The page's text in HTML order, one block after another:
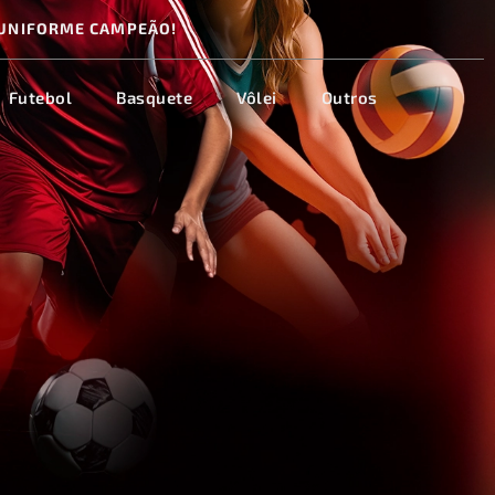
CAMPEÃO!
Futebol Basquete Vôlei Outros